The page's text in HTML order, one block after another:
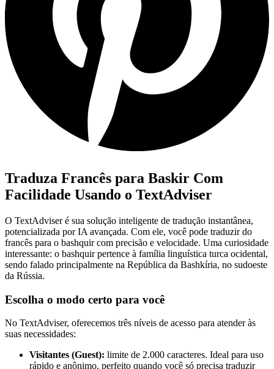
Traduza Francês para Baskir Com
Facilidade Usando o TextAdviser
O TextAdviser é sua solução inteligente de tradução instantânea,
potencializada por IA avançada. Com ele, você pode traduzir do
francês para o bashquir com precisão e velocidade. Uma curiosidade
interessante: o bashquir pertence à família linguística turca ocidental,
sendo falado principalmente na República da Bashkíria, no sudoeste
da Rússia.
Escolha o modo certo para você
No TextAdviser, oferecemos três níveis de acesso para atender às
suas necessidades:
Visitantes (Guest): limite de 2.000 caracteres. Ideal para uso
rápido e anônimo, perfeito quando você só precisa traduzir